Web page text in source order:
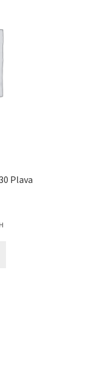
Plava